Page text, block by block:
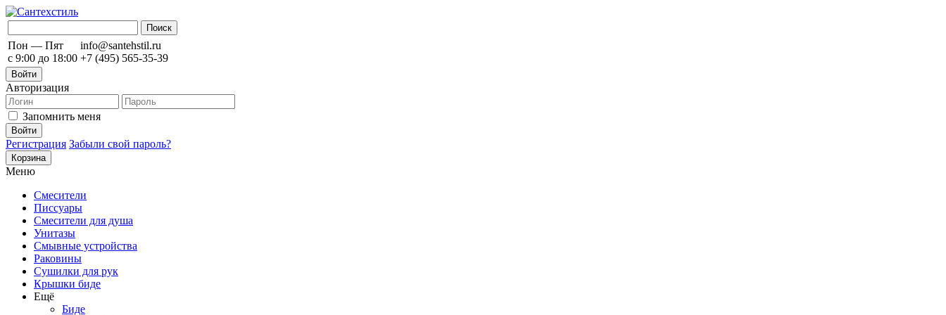
Пон — Пят
с 9:00 до 18:00
info@santehstil.ru
+7 (495) 565-35-39
Войти
Авторизация
Запомнить меня
Регистрация Забыли свой пароль?
Корзина
Меню
Смесители
Писсуары
Смесители для душа
Унитазы
Смывные устройства
Раковины
Сушилки для рук
Крышки биде
Ещё
Биде